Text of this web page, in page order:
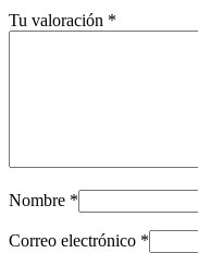
Tu valoración *
Nombre *
Correo electrónico *